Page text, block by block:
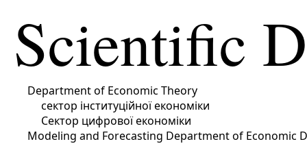
Scientific
Department of Economic Theory
сектор інституційної економіки
Сектор цифрової економіки
Modeling and Forecasting Department of Economic